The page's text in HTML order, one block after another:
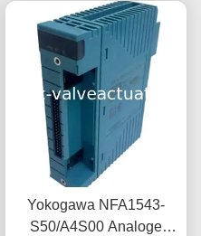
Yokogawa NFA1543-
S50/A4S00 Analoge